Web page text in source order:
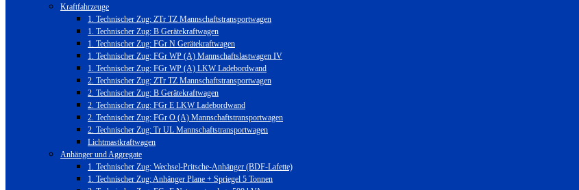
Kraftfahrzeuge
1. Technischer Zug: ZTr TZ Mannschaftstransportwagen
1. Technischer Zug: B Gerätekraftwagen
1. Technischer Zug: FGr N Gerätekraftwagen
1. Technischer Zug: FGr WP (A) Mannschaftslastwagen IV
1. Technischer Zug: FGr WP (A) LKW Ladebordwand
2. Technischer Zug: ZTr TZ Mannschaftstransportwagen
2. Technischer Zug: B Gerätekraftwagen
2. Technischer Zug: FGr E LKW Ladebordwand
2. Technischer Zug: FGr O (A) Mannschaftstransportwagen
2. Technischer Zug: Tr UL Mannschaftstransportwagen
Lichtmastkraftwagen
Anhänger und Aggregate
1. Technischer Zug: Wechsel-Pritsche-Anhänger (BDF-Lafette)
1. Technischer Zug: Anhänger Plane + Spriegel 5 Tonnen